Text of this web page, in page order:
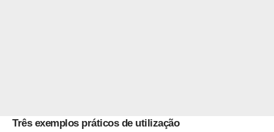
Três exemplos práticos de utilização